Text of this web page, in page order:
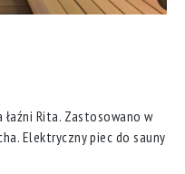
Rita. Zastosowano w
Elektryczny piec do sauny